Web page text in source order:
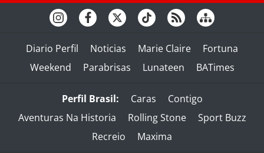
Diario Perfil Noticias Marie Claire
Fortuna
Weekend
Parabrisas Lunateen BATimes
Perfil Brasil: Caras
Contigo
Aventuras Na Historia
Rolling Stone
Sport Buzz
Recreio
Maxima